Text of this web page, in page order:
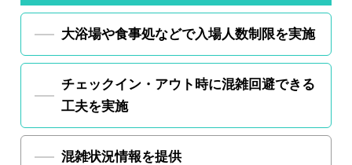
大浴場や食事処などで入場人数制限を実施
チェックイン・アウト時に混雑回避できる
工夫を実施
混雑状況情報を提供